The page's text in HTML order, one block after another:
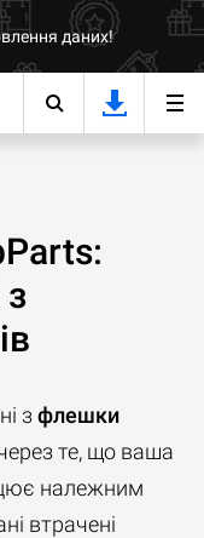
даних!
зфлешки
те, що ваша
належним
втрачені